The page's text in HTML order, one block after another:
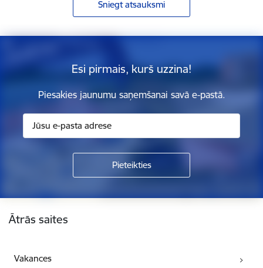
Sniegt atsauksmi
Esi pirmais, kurš uzzina!
Piesakies jaunumu saņemšanai savā e-pastā.
Ātrās saites
Vakances